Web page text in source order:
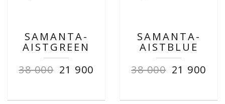
SAMANTA-
AISTGREEN
38 000 21 900
SAMANTA-
AISTBLUE
38 000 21 900